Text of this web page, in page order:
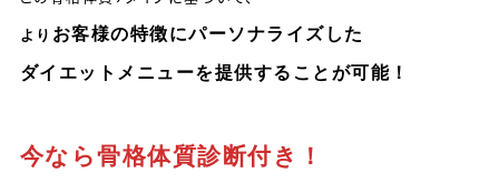
より お客様の特徴にパーソナライズした
ダイエットメニューを提供することが可能！
今なら骨格体質診断付き！